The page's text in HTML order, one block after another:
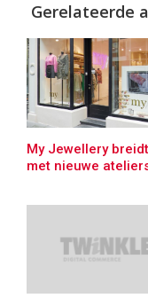
Gerelateerde
My Jewellery
met nieuwe